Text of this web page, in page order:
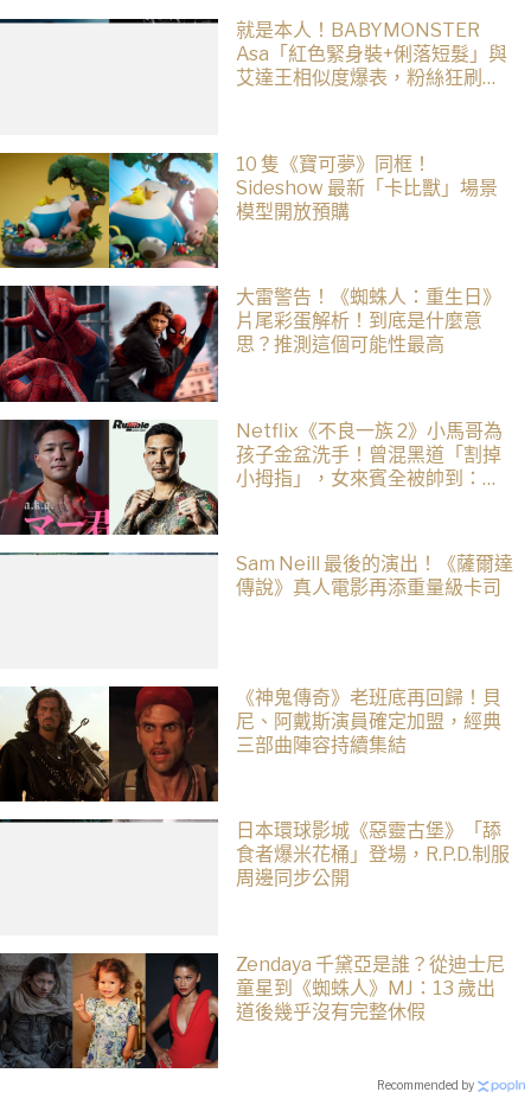
就是本人！BABYMONSTER
Asa「紅色緊身裝+俐落短髮」與
艾達王相似度爆表，粉絲狂刷
10 隻《寶可夢》同框！
Sideshow 最新「卡比獸」場景
模型開放預購
大雷警告！《蜘蛛人：重生日》
片尾彩蛋解析！到底是什麼意
思？推測這個可能性最高
Netflix《不良一族 2》小馬哥為
孩子金盆洗手！曾混黑道「割掉
小拇指」，女來賓全被帥到：超
Sam Neill 最後的演出！《薩爾達
傳說》真人電影再添重量級卡司
《神鬼傳奇》老班底再回歸！貝
尼、阿戴斯演員確定加盟，經典
三部曲陣容持續集結
日本環球影城《惡靈古堡》「舔
食者爆米花桶」登場，R.P.D.制服
周邊同步公開
Zendaya 千黛亞是誰？從迪士尼
童星到《蜘蛛人》MJ：13 歲出
道後幾乎沒有完整休假
Recommended by